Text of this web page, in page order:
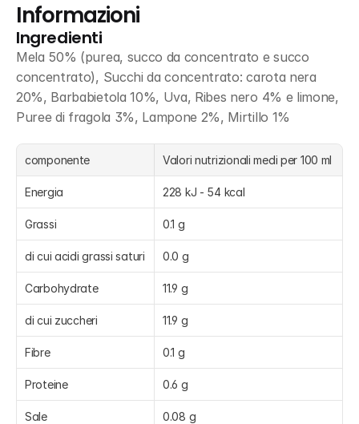
Informazioni
Ingredienti
Mela 50% (purea, succo da concentrato e succo
concentrato), Succhi da concentrato: carota nera
20%, Barbabietola 10%, Uva, Ribes nero 4% e limone,
Puree di fragola 3%, Lampone 2%, Mirtillo 1%
componente Valori nutrizionali medi per 100 ml
Energia 228 kJ - 54 kcal
Grassi 0.1 g
di cui acidi grassi saturi 0.0 g
Carbohydrate 11.9 g
di cui zuccheri 11.9 g
Fibre 0.1 g
Proteine 0.6 g
Sale 0.08 g